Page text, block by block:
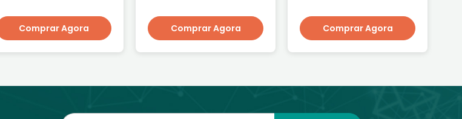
Comprar Agora Comprar Agora Comprar Agora